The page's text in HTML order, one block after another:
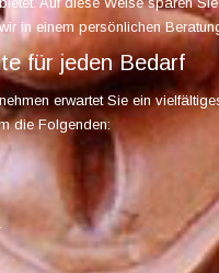
in einem persönlichen
für jeden Bedarf
erwartet Sie ein
die Folgenden: